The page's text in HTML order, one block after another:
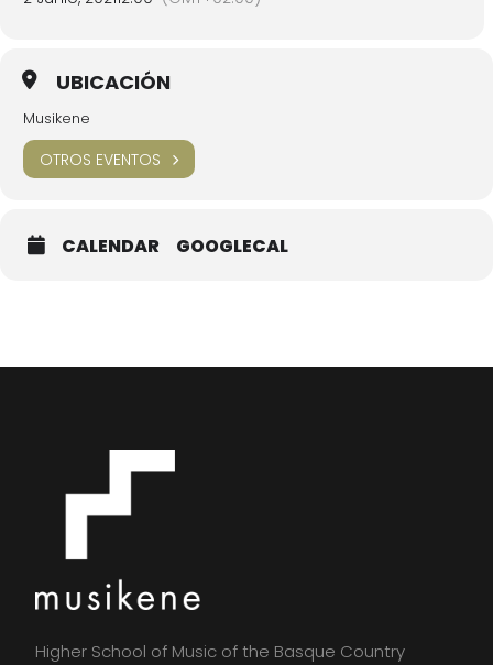
UBICACIÓN
Musikene
OTROS EVENTOS
CALENDAR GOOGLECAL
Higher School of Music of the Basque Country